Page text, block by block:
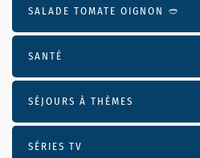
SALADE TOMATE OIGNON 🥙
SANTÉ
SÉJOURS À THÈMES
SÉRIES TV